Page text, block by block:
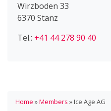
Wirzboden 33
6370 Stanz
Tel.: +41 44 278 90 40
Home »Members »Ice Age AG